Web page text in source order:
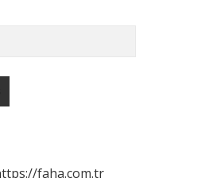
faha.com.tr